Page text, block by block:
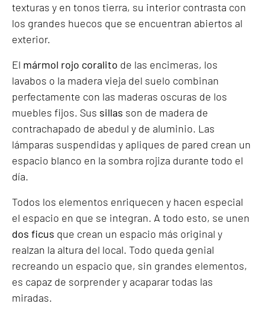
texturas y en tonos tierra, su interior contrasta con
los grandes huecos que se encuentran abiertos al
exterior.
El mármol rojo coralito de las encimeras, los
lavabos o la madera vieja del suelo combinan
perfectamente con las maderas oscuras de los
muebles fijos. Sus sillas son de madera de
contrachapado de abedul y de aluminio. Las
lámparas suspendidas y apliques de pared crean un
espacio blanco en la sombra rojiza durante todo el
día.
Todos los elementos enriquecen y hacen especial
el espacio en que se integran. A todo esto, se unen
dos ficus que crean un espacio más original y
realzan la altura del local. Todo queda genial
recreando un espacio que, sin grandes elementos,
es capaz de sorprender y acaparar todas las
miradas.